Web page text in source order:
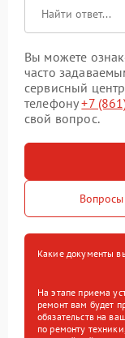
Вы можете
часто
сервисный
телефону+7
свой вопрос.
Какие документы
На этапе приема
ремонт вам будет
обязательств на
по ремонту